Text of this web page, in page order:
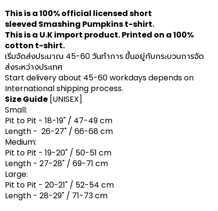
This is a 100% official licensed short
sleeved Smashing Pumpkins t-shirt.
This is a U.K import product. Printed on a 100%
cotton t-shirt.
เริ่มจัดส่งประมาณ 45-60 วันทำการ ขึ้นอยู่กับกระบวนการจัด
ส่งระหว่างประเทศ
Start delivery about 45-60 workdays depends on
International shipping process.
Size Guide [UNISEX]
Small:
Pit to Pit - 18-19" / 47-49 cm
Length - 26-27" / 66-68 cm
Medium:
Pit to Pit - 19-20" / 50-51 cm
Length - 27-28" / 69-71 cm
Large:
Pit to Pit - 20-21" / 52-54 cm
Length - 28-29" / 71-73 cm